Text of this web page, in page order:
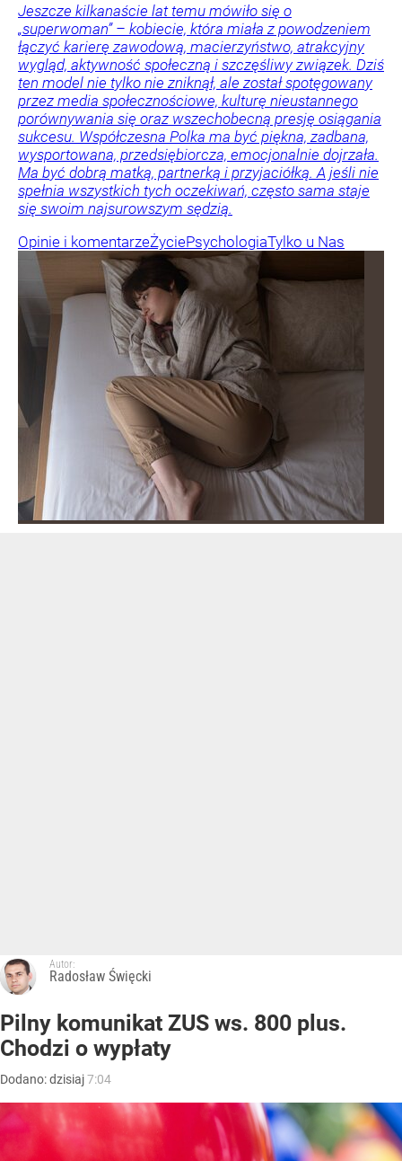
Jeszcze kilkanaście lat temu mówiło się o
„superwoman” – kobiecie, która miała z powodzeniem
łączyć karierę zawodową, macierzyństwo, atrakcyjny
wygląd, aktywność społeczną i szczęśliwy związek. Dziś
ten model nie tylko nie zniknął, ale został spotęgowany
przez media społecznościowe, kulturę nieustannego
porównywania się oraz wszechobecną presję osiągania
sukcesu. Współczesna Polka ma być piękna, zadbana,
wysportowana, przedsiębiorcza, emocjonalnie dojrzała.
Ma być dobrą matką, partnerką i przyjaciółką. A jeśli nie
spełnia wszystkich tych oczekiwań, często sama staje
się swoim najsurowszym sędzią.
Opinie i komentarzeŻyciePsychologiaTylko u Nas
Autor:
Radosław Święcki
Pilny komunikat ZUS ws. 800 plus.
Chodzi o wypłaty
Dodano:dzisiaj7:04